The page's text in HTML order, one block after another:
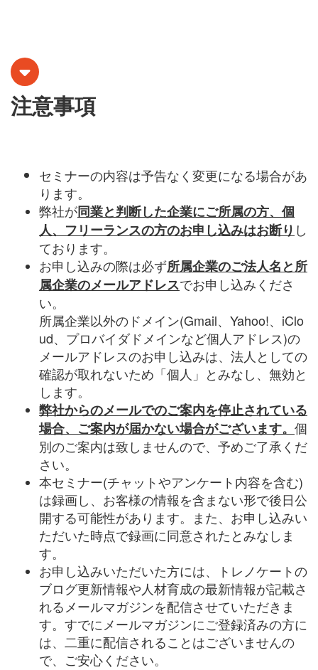
注意事項
セミナーの内容は予告なく変更になる場合があ
ります。
弊社が同業と判断した企業にご所属の方、個
人、フリーランスの方のお申し込みはお断り し
ております。
お申し込みの際は必ず所属企業のご法人名と所
属企業のメールアドレスでお申し込みくださ
い。
所属企業以外のドメイン(Gmail、 Yahoo!、 iClo
ud、プロバイダドメインなど個人アドレス)の
メールアドレスのお申し込みは、法人としての
確認が取れないため「個人」とみなし、無効と
します。
弊社からのメールでのご案内を停止されている
場合、ご案内が届かない場合がございます。 個
別のご案内は致しませんので、予めご了承くだ
さい。
本セミナー(チャットやアンケート内容を含む)
は録画し、お客様の情報を含まない形で後日公
開する可能性があります。また、お申し込みい
ただいた時点で録画に同意されたとみなしま
す。
お申し込みいただいた方には、トレノケートの
ブログ更新情報や人材育成の最新情報が記載さ
れるメールマガジンを配信させていただきま
す。すでにメールマガジンにご登録済みの方に
は、二重に配信されることはございませんの
で、ご安心ください。